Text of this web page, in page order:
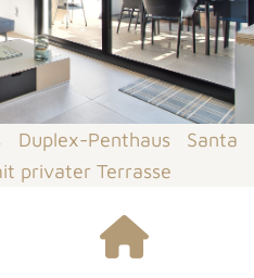
Duplex-Penthaus Santa
privater Terrasse